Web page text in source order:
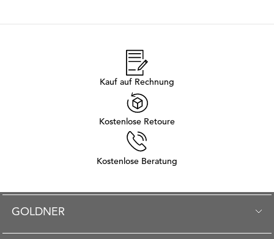
Kauf auf Rechnung
Kostenlose Retoure
Kostenlose Beratung
GOLDNER